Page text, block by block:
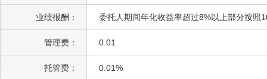
业绩报酬： 委托人期间年化收益率超过8%以上部分按照
管理费： 0.01
托管费： 0.01%